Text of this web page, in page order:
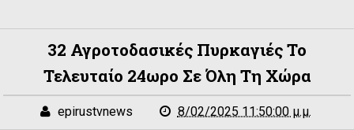
32 Αγροτοδασικές Πυρκαγιές Το
Τελευταίο 24ωρο Σε Όλη Τη Χώρα
epirustvnews 8/02/2025 11:50:00 μ.μ.